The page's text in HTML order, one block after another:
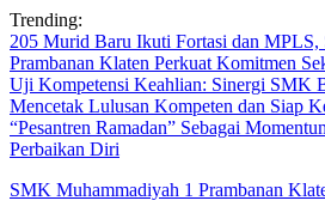
Skip
to
content
Trending:
205 Murid Baru Ikuti Fortasi dan MPLS,
Prambanan Klaten Perkuat Komitmen
Uji Kompetensi Keahlian: Sinergi SMK
Mencetak Lulusan Kompeten dan Siap
“Pesantren Ramadan” Sebagai
Perbaikan Diri
SMK Muhammadiyah 1 Prambanan